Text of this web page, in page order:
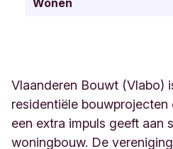
n
t
r
a
Wonen
Vlaanderen Bouwt (Vlabo)
residentiële
een extra impuls geeft aan
woningbouw. De